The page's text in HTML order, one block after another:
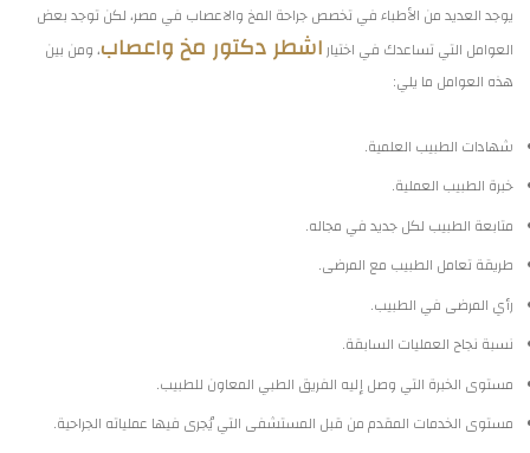
يوجد العديد من الأطباء في تخصص جراحة المخ والاعصاب في مصر، لكن توجد بعض
العوامل التي تساعدك في اختياراشطر دكتور مخ واعصاب، ومن بين
هذه العوامل ما يلي:
شهادات الطبيب العلمية.
خبرة الطبيب العملية.
متابعة الطبيب لكل جديد في مجاله.
طريقة تعامل الطبيب مع المرضى.
رأي المرضى في الطبيب.
نسبة نجاح العمليات السابقة.
مستوى الخبرة التي وصل إليه الفريق الطبي المعاون للطبيب.
مستوى الخدمات المقدم من قبل المستشفى التي يُجرى فيها عملياته الجراحية.